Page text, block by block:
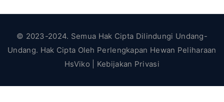
© 2023-2024. Semua Hak Cipta Dilindungi Undang-
Undang. Hak Cipta Oleh Perlengkapan Hewan Peliharaan
HsViko
Kebijakan Privasi